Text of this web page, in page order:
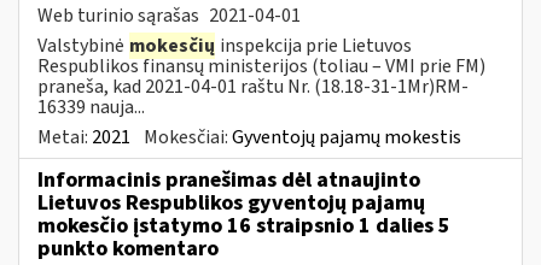
Web turinio sąrašas 2021-04-01
Valstybinė mokesčių inspekcija prie Lietuvos
Respublikos finansų ministerijos (toliau – VMI prie FM)
praneša, kad 2021-04-01 raštu Nr. (18.18-31-1Mr)RM-
16339 nauja...
Metai: 2021 Mokesčiai:Gyventojų pajamų mokestis
Informacinis pranešimas dėl atnaujinto
Lietuvos Respublikos gyventojų pajamų
mokesčio įstatymo 16 straipsnio 1 dalies 5
punkto komentaro